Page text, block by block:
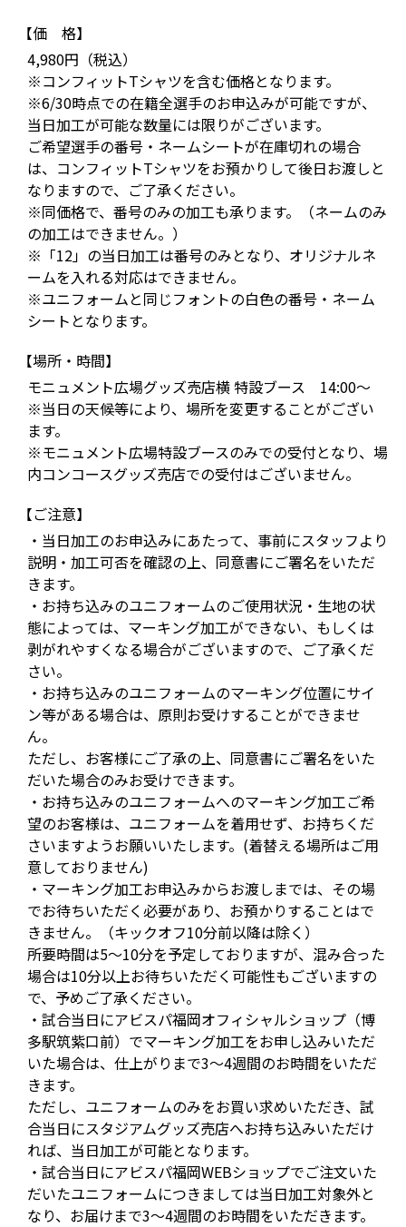
【価 格】
4,980円（税込）
※コンフィットTシャツを含む価格となります。
※6/30時点での在籍全選手のお申込みが可能ですが、
当日加工が可能な数量には限りがございます。
ご希望選手の番号・ネームシートが在庫切れの場合
は、コンフィットTシャツをお預かりして後日お渡しと
なりますので、ご了承ください。
※同価格で、番号のみの加工も承ります。（ネームのみ
の加工はできません。）
※「12」の当日加工は番号のみとなり、オリジナルネ
ームを入れる対応はできません。
※ユニフォームと同じフォントの白色の番号・ネーム
シートとなります。
【場所・時間】
モニュメント広場グッズ売店横 特設ブース 14:00～
※当日の天候等により、場所を変更することがござい
ます。
※モニュメント広場特設ブースのみでの受付となり、場
内コンコースグッズ売店での受付はございません。
【ご注意】
・当日加工のお申込みにあたって、事前にスタッフより
説明・加工可否を確認の上、同意書にご署名をいただ
きます。
・お持ち込みのユニフォームのご使用状況・生地の状
態によっては、マーキング加工ができない、もしくは
剥がれやすくなる場合がございますので、ご了承くだ
さい。
・お持ち込みのユニフォームのマーキング位置にサイ
ン等がある場合は、原則お受けすることができませ
ん。
ただし、お客様にご了承の上、同意書にご署名をいた
だいた場合のみお受けできます。
・お持ち込みのユニフォームへのマーキング加工ご希
望のお客様は、ユニフォームを着用せず、お持ちくだ
さいますようお願いいたします。(着替える場所はご用
意しておりません)
・マーキング加工お申込みからお渡しまでは、その場
でお待ちいただく必要があり、お預かりすることはで
きません。（キックオフ10分前以降は除く）
所要時間は5～10分を予定しておりますが、混み合った
場合は10分以上お待ちいただく可能性もございますの
で、予めご了承ください。
・試合当日にアビスパ福岡オフィシャルショップ（博
多駅筑紫口前）でマーキング加工をお申し込みいただ
いた場合は、仕上がりまで3～4週間のお時間をいただ
きます。
ただし、ユニフォームのみをお買い求めいただき、試
合当日にスタジアムグッズ売店へお持ち込みいただけ
れば、当日加工が可能となります。
・試合当日にアビスパ福岡WEBショップでご注文いた
だいたユニフォームにつきましては当日加工対象外と
なり、お届けまで3～4週間のお時間をいただきます。